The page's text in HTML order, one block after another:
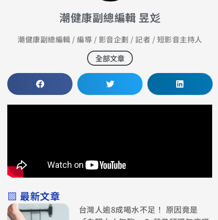
潮健康副總編輯 昱彣
潮健康副總編輯 / 編導 / 影音企劃 / 記者 / 短影音主持人
全部文章
▧ 最新文章
台灣人逾8成喝水不足！ 原因竟是